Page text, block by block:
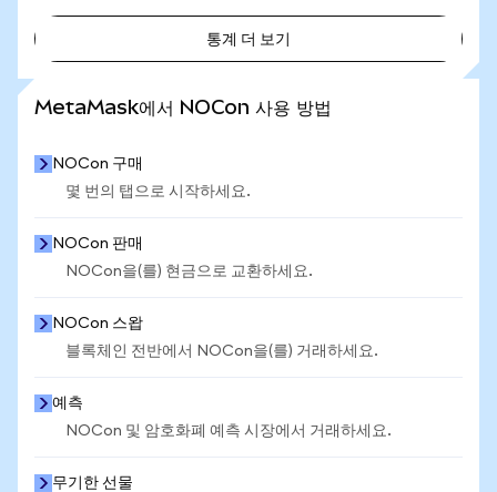
통계 더 보기
MetaMask에서 NOCon 사용 방법
NOCon 구매
몇 번의 탭으로 시작하세요.
NOCon 판매
NOCon을(를) 현금으로 교환하세요.
NOCon 스왑
블록체인 전반에서 NOCon을(를) 거래하세요.
예측
NOCon 및 암호화폐 예측 시장에서 거래하세요.
무기한 선물